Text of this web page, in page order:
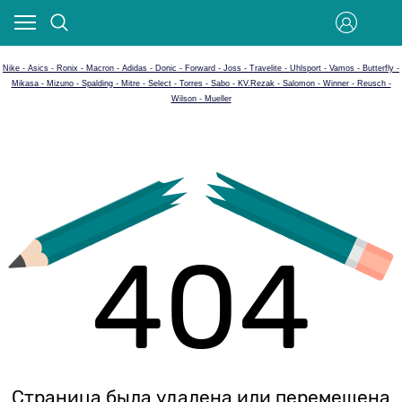
Nike - Asics - Ronix - Macron - Adidas - Donic - Forward - Joss - Travelite - Uhlsport - Vamos - Butterfly -
Mikasa - Mizuno - Spalding - Mitre - Select - Torres - Sabo - KV.Rezak - Salomon - Winner - Reusch -
Wilson - Mueller
404
Страница была удалена или перемещена